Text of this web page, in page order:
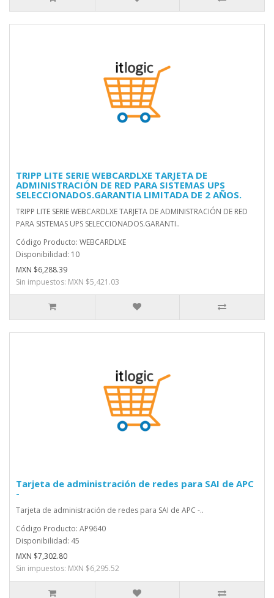
TRIPP LITE SERIE WEBCARDLXE TARJETA DE
ADMINISTRACIÓN DE RED PARA SISTEMAS UPS
SELECCIONADOS.GARANTIA LIMITADA DE 2 AÑOS.
TRIPP LITE SERIE WEBCARDLXE TARJETA DE ADMINISTRACIÓN DE RED
PARA SISTEMAS UPS SELECCIONADOS.GARANTI..
Código Producto: WEBCARDLXE
Disponibilidad: 10
MXN $6,288.39
Sin impuestos: MXN $5,421.03
Tarjeta de administración de redes para SAI de APC
-
Tarjeta de administración de redes para SAI de APC -..
Código Producto: AP9640
Disponibilidad: 45
MXN $7,302.80
Sin impuestos: MXN $6,295.52